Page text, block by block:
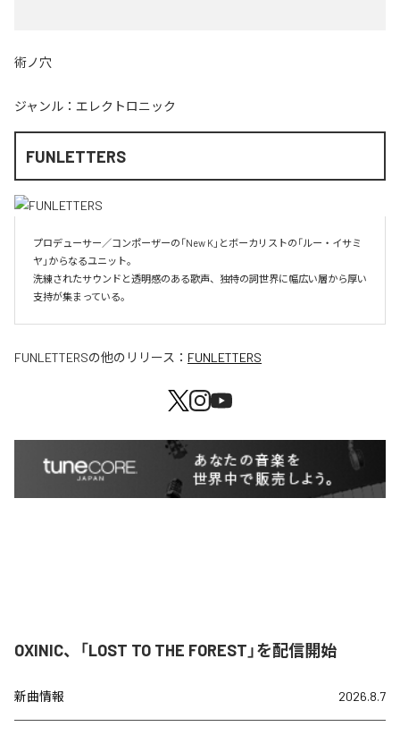
術ノ穴
ジャンル： エレクトロニック
FUNLETTERS
プロデューサー／コンポーザーの「New K」とボーカリストの「ルー・イサミ
ヤ」からなるユニット。
洗練されたサウンドと透明感のある歌声、独特の詞世界に幅広い層から厚い
支持が集まっている。
FUNLETTERSの他のリリース： FUNLETTERS
OXINIC、「LOST TO THE FOREST」を配信開始
新曲情報 2026.8.7